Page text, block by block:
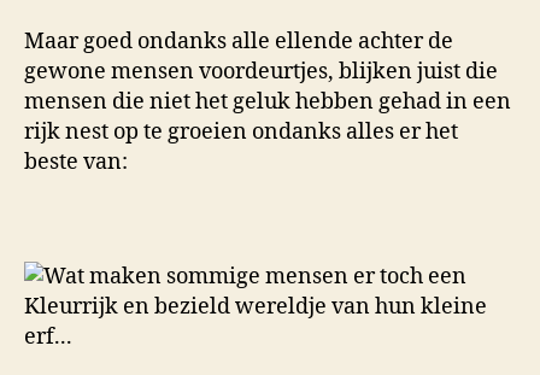
Maar goed ondanks alle ellende achter de
gewone mensen voordeurtjes, blijken juist die
mensen die niet het geluk hebben gehad in een
rijk nest op te groeien ondanks alles er het
beste van: